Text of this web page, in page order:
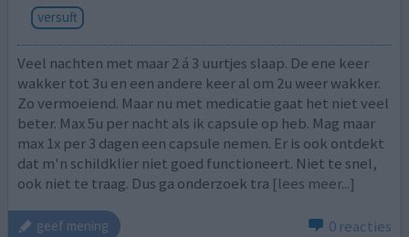
versuft
Veel nachten met maar 2 á 3 uurtjes slaap. De ene keer
wakker tot 3u en een andere keer al om 2u weer wakker.
Zo vermoeiend. Maar nu met medicatie gaat het niet veel
beter. Max 5u per nacht als ik capsule op heb. Mag maar
max 1x per 3 dagen een capsule nemen. Er is ook ontdekt
dat m'n schildklier niet goed functioneert. Niet te snel,
ook niet te traag. Dus ga onderzoek tra [lees meer...]
geef mening 0 reacties